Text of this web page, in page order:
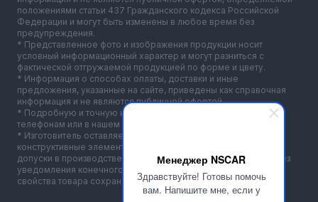
Менеджер NSCAR
Здравствуйте! Готовы помочь
вам. Напишите мне, если у
положениями статьи 437 Гражданского кодекса Российской
Федерации и могут быть изменены в любое время без
предупреждения.
* Представленное фото и изображения продукции носит
условный информационный характер и могут разниться с
фактической отгружаемой продукцией по форме и цвету.
* Информация о способах оплаты, доставки и иные
предложения, указанные на сайте, приведены как справочная
информация и не являются публичной офертой.
* Подробную и точную информацию вы можете получить по
телефонам или в нашем офисе.
* Изготовитель оставляет за собой право внести изменения в
конструктивные элементы товара, а также технологические
допуски в производстве различных модификаций корпусов без
уведомления конечного потребителя. Все потребительские
свойства товара сохраняются неизменными.